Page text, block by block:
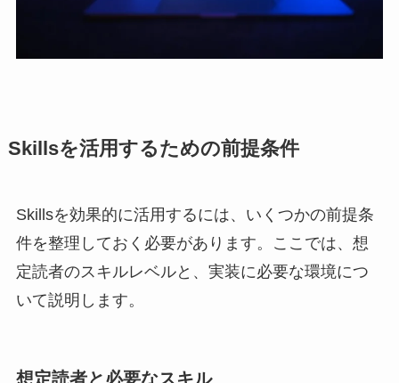
Skillsを活用するための前提条件
Skillsを効果的に活用するには、いくつかの前提条
件を整理しておく必要があります。ここでは、想
定読者のスキルレベルと、実装に必要な環境につ
いて説明します。
想定読者と必要なスキル